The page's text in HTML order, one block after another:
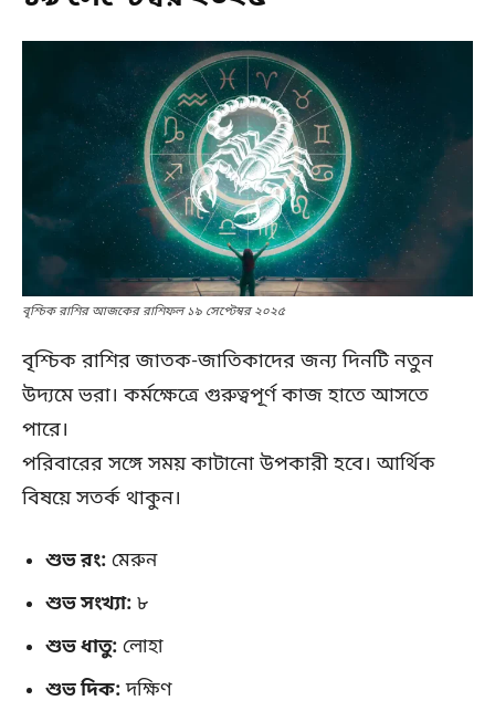
বৃশ্চিক রাশির আজকের রাশিফল ১৯ সেপ্টেম্বর ২০২৫
বৃশ্চিক রাশির জাতক-জাতিকাদের জন্য দিনটি নতুন
উদ্যমে ভরা। কর্মক্ষেত্রে গুরুত্বপূর্ণ কাজ হাতে আসতে
পারে।
পরিবারের সঙ্গে সময় কাটানো উপকারী হবে। আর্থিক
বিষয়ে সতর্ক থাকুন।
শুভ রং: মেরুন
শুভ সংখ্যা: ৮
শুভ ধাতু: লোহা
শুভ দিক:দক্ষিণ